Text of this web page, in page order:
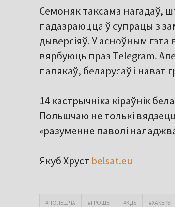
Семоняк таксама нагадаў,
падазраюцца ў супрацы з
дыверсіяў. У асноўным гэта
вярбуюць праз Telegram.
палякаў, беларусаў і нават
14 кастрычніка кіраўнік
Польшчаю не толькі
«разуменне паволі
Якуб Хруст belsat.eu
#ПОЛЬШЧА #ГРОШЫ #КДБ #ХАКЕРЫ